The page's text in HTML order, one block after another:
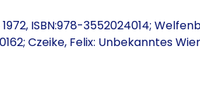
ISBN:978-3552024014;
Czeike, Felix: Unbekanntes